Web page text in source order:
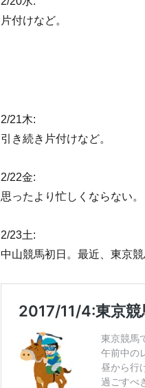
片付けなど。
2/21木:
引き続き片付けなど。
2/22金:
思ったより忙しくならない。
2/23土:
中山競馬初日。最近、東京